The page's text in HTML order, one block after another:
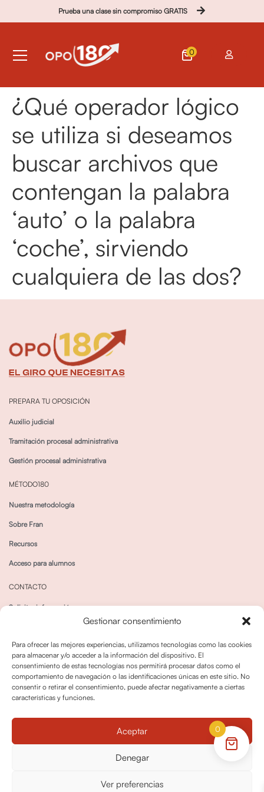
Gestionar consentimiento
Para ofrecer las mejores experiencias, utilizamos tecnologías como las cookies
para almacenar y/o acceder a la información del dispositivo. El
consentimiento de estas tecnologías nos permitirá procesar datos como el
comportamiento de navegación o las identificaciones únicas en este sitio. No
consentir o retirar el consentimiento, puede afectar negativamente a ciertas
características y funciones.
Aceptar
Denegar
Ver preferencias
Prueba una clase sin compromiso GRATIS
0
¿Qué operador lógico
se utiliza si deseamos
buscar archivos que
contengan la palabra
‘auto’ o la palabra
‘coche’, sirviendo
cualquiera de las dos?
PREPARA TU OPOSICIÓN
Auxilio judicial
Tramitación procesal administrativa
Gestión procesal administrativa
MÉTODO180
Nuestra metodología
Sobre Fran
Recursos
Acceso para alumnos
CONTACTO
Solicitar información
Política de cookies
Política dedevoluciones y cancelaciones
0